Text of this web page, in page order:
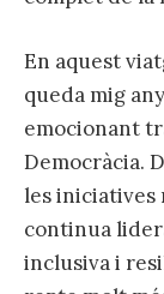
En aquest
queda mig
emocionant
Democràcia.
les iniciatives
continua
inclusiva i